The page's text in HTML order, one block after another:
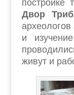
Двор
и
живут и